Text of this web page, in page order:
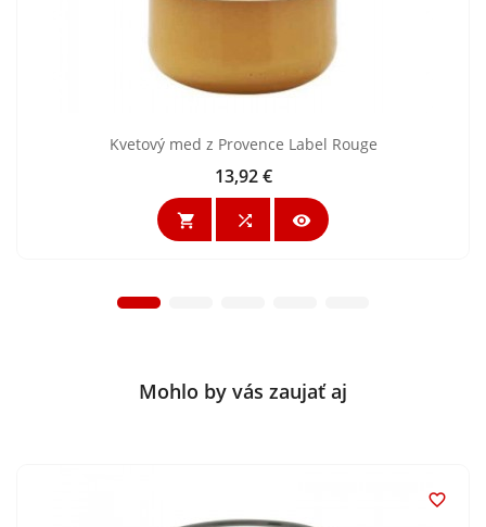
Kvetový med z Provence Label Rouge
Cena
13,92 €
  
Mohlo by vás zaujať aj
